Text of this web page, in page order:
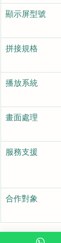
顯示屏型號
拼接規格
播放系統
畫面處理
服務支援
合作對象
常見問題 FAQ: